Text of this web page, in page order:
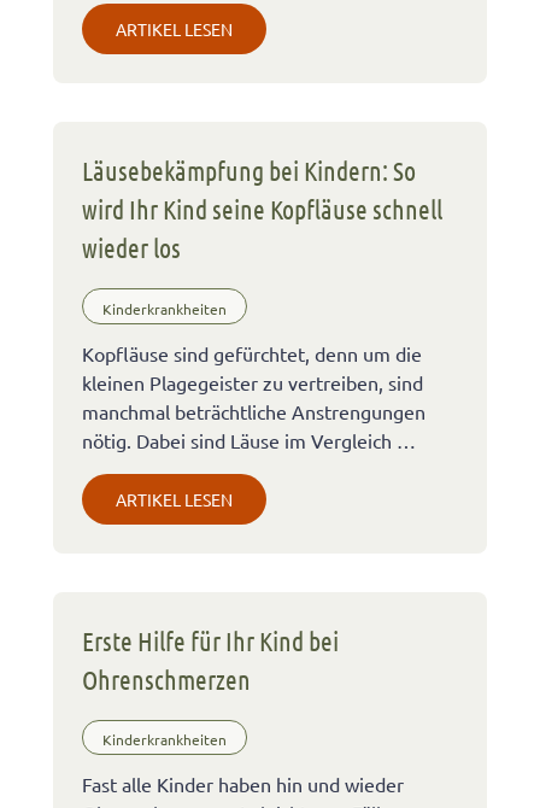
ARTIKEL LESEN
Läusebekämpfung bei Kindern: So
wird Ihr Kind seine Kopfläuse schnell
wieder los
Kinderkrankheiten
Kopfläuse sind gefürchtet, denn um die
kleinen Plagegeister zu vertreiben, sind
manchmal beträchtliche Anstrengungen
nötig. Dabei sind Läuse im Vergleich …
ARTIKEL LESEN
Erste Hilfe für Ihr Kind bei
Ohrenschmerzen
Kinderkrankheiten
Fast alle Kinder haben hin und wieder